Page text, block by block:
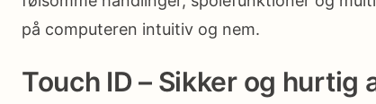
på computeren intuitiv og nem.
Touch ID – Sikker og hurtig